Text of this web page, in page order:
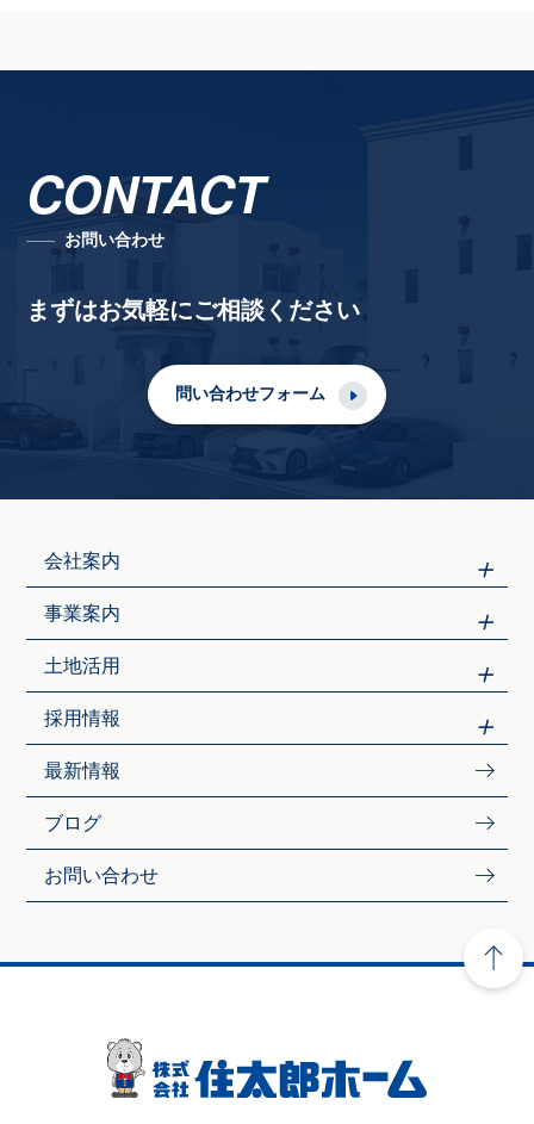
CONTACT
お問い合わせ
まずはお気軽にご相談ください
問い合わせフォーム
会社案内
事業案内
土地活用
採用情報
最新情報
ブログ
お問い合わせ